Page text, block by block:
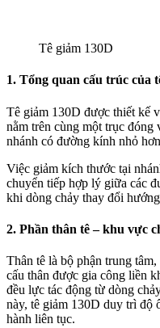
Tê giảm 130D
1. Tổng quan cấu trúc của
Tê giảm 130D được thiết kế
nằm trên cùng một trục đóng
nhánh có đường kính nhỏ
Việc giảm kích thước tại
chuyển tiếp hợp lý giữa các
khi dòng chảy thay đổi
2. Phần thân tê – khu vực
Thân tê là bộ phận trung
cấu thân được gia công liền
đều lực tác động từ dòng
này, tê giảm 130D duy trì độ
hành liên tục.